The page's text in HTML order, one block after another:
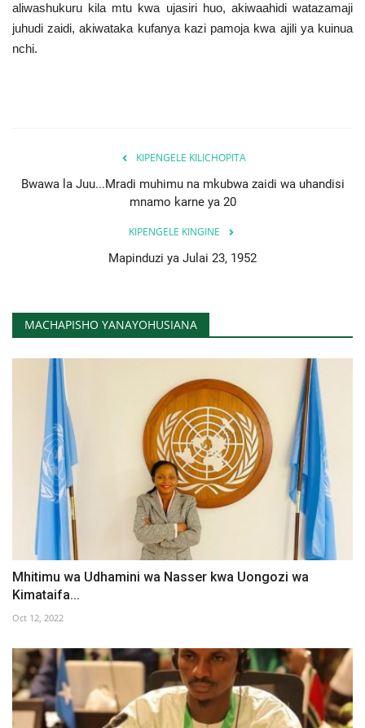
aliwashukuru kila mtu kwa ujasiri huo, akiwaahidi watazamaji
juhudi zaidi, akiwataka kufanya kazi pamoja kwa ajili ya kuinua
nchi.
KIPENGELE KILICHOPITA
Bwawa la Juu...Mradi muhimu na mkubwa zaidi wa uhandisi
mnamo karne ya 20
KIPENGELE KINGINE
Mapinduzi ya Julai 23, 1952
MACHAPISHO YANAYOHUSIANA
Mhitimu wa Udhamini wa Nasser kwa Uongozi wa
Kimataifa...
Oct 12, 2022